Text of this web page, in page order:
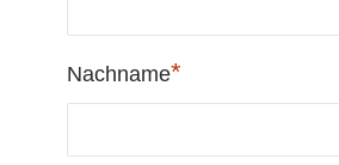
Nachname*